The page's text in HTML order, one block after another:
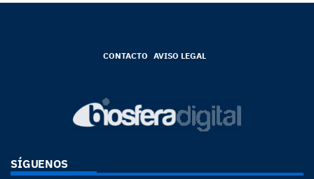
CONTACTO AVISO LEGAL
SÍGUENOS